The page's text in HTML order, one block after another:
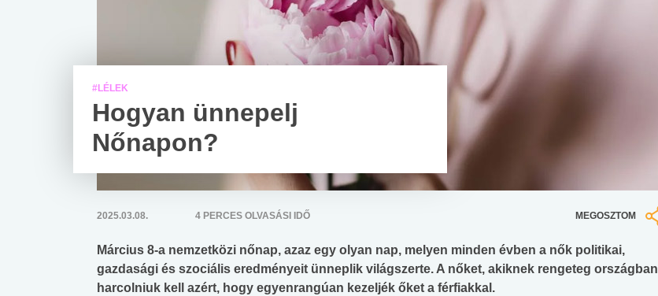
#LÉLEK
Hogyan ünnepelj
Nőnapon?
2025.03.08. 4 PERCES OLVASÁSI IDŐ MEGOSZTOM
Március 8-a nemzetközi nőnap, azaz egy olyan nap, melyen minden évben a nők politikai,
gazdasági és szociális eredményeit ünneplik világszerte. A nőket, akiknek rengeteg országban
harcolniuk kell azért, hogy egyenrangúan kezeljék őket a férfiakkal.